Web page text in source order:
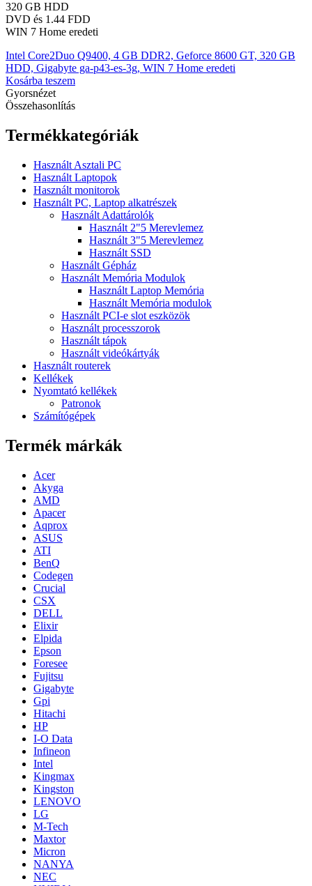
320 GB HDD
DVD és 1.44 FDD
WIN 7 Home eredeti
Intel Core2Duo Q9400, 4 GB DDR2, Geforce 8600 GT, 320 GB
HDD, Gigabyte ga-p43-es-3g, WIN 7 Home eredeti
Kosárba teszem
Gyorsnézet
Összehasonlítás
Termékkategóriák
Használt Asztali PC
Használt Laptopok
Használt monitorok
Használt PC, Laptop alkatrészek
Használt Adattárolók
Használt 2"5 Merevlemez
Használt 3"5 Merevlemez
Használt SSD
Használt Gépház
Használt Memória Modulok
Használt Laptop Memória
Használt Memória modulok
Használt PCI-e slot eszközök
Használt processzorok
Használt tápok
Használt videókártyák
Használt routerek
Kellékek
Nyomtató kellékek
Patronok
Számítógépek
Termék márkák
Acer
Akyga
AMD
Apacer
Aqprox
ASUS
ATI
BenQ
Codegen
Crucial
CSX
DELL
Elixir
Elpida
Epson
Foresee
Fujitsu
Gigabyte
Gpi
Hitachi
HP
I-O Data
Infineon
Intel
Kingmax
Kingston
LENOVO
LG
M-Tech
Maxtor
Micron
NANYA
NEC